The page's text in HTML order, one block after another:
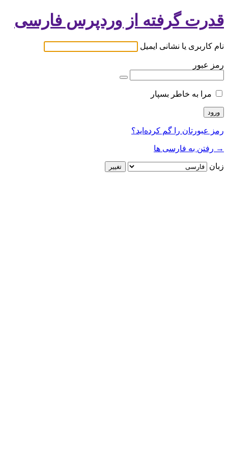
قدرت گرفته از وردپرس فارسی
نام کاربری یا نشانی ایمیل
رمز عبور
مرا به خاطر بسپار
رمز عبورتان را گم کرده‌اید؟
→ رفتن به فارسی ها
زبان